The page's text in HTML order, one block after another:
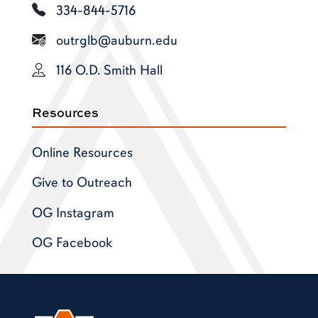
334-844-5716
outrglb@auburn.edu
116 O.D. Smith Hall
Resources
Online Resources
Give to Outreach
OG Instagram
OG Facebook